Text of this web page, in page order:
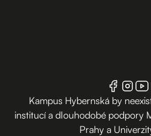
Kampus Hybernská by
institucí a dlouhodobé podpory
Prahy a